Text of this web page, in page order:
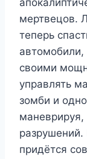
мертвецов.
теперь
автомобили,
своими
управлять
зомби и
маневрируя,
придётся